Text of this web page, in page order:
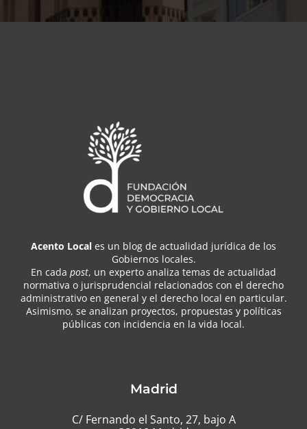
Acento Local es un blog de actualidad jurídica de los
Gobiernos locales.
En cada post, un experto analiza temas de actualidad
normativa o jurisprudencial relacionados con el derecho
administrativo en general y el derecho local en particular.
Asimismo, se analizan proyectos, propuestas y políticas
públicas con incidencia en la vida local.
Madrid
C/ Fernando el Santo, 27, bajo A